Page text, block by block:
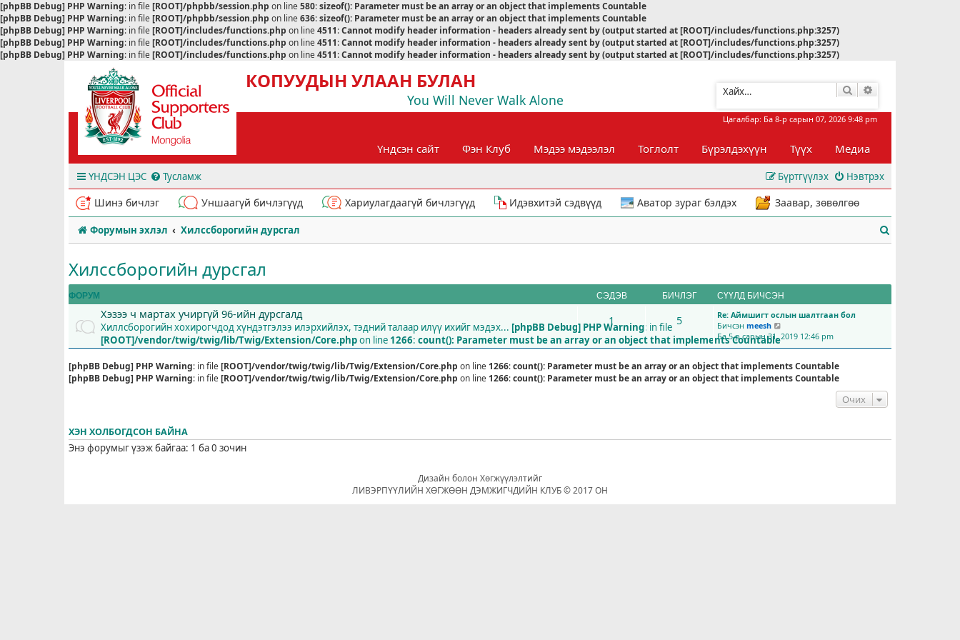
[phpBB Debug] PHP Warning: in file[ROOT]/phpbb/session.php on line580:sizeof(): Parameter must be an array or an object that implements Countable
[phpBB Debug] PHP Warning: in file[ROOT]/phpbb/session.php on line636:sizeof(): Parameter must be an array or an object that implements Countable
[phpBB Debug] PHP Warning: in file[ROOT]/includes/functions.php on line4511:Cannot modify header information - headers already sent by (output started at [ROOT]/includes/functions.php:3257)
[phpBB Debug] PHP Warning: in file[ROOT]/includes/functions.php on line4511:Cannot modify header information - headers already sent by (output started at [ROOT]/includes/functions.php:3257)
[phpBB Debug] PHP Warning: in file[ROOT]/includes/functions.php on line4511:Cannot modify header information - headers already sent by (output started at [ROOT]/includes/functions.php:3257)
КОПУУДЫН УЛААН БУЛАН
You Will Never Walk Alone
Хайлт
Цагалбар: Ба 8-р сарын 07, 2026 9:48 pm
Үндсэн сайт Фэн Клуб Мэдээ мэдээлэл Тоглолт Бүрэлдэхүүн Түүх Медиа
ҮНДСЭН ЦЭС Тусламж Нэвтрэх
Бүртгүүлэх
Шинэ бичлэг Уншаагүй бичлэгүүд Хариулагдаагүй бичлэгүүд Идэвхитэй сэдвүүд Аватор зураг бэлдэх Заавар, зөвөлгөө
Форумын эхлэл Хилссборогийн дурсгал
Хилссборогийн дурсгал
ФОРУМ СЭДЭВ БИЧЛЭГ СҮҮЛД БИЧСЭН
Хэзээ ч мартах учиргүй 96-ийн дурсгалд
Хиллсборогийн хохирогчдод хүндэтгэлээ илэрхийлэх, тэдний талаар илүү ихийг мэдэх... [phpBB Debug] PHP Warning: in file
[ROOT]/vendor/twig/twig/lib/Twig/Extension/Core.phpon line 1266: count(): Parameter must be an array or an object that implements Countable
1 5
Re: Аймшигт ослын шалтгаан бол
Бичсэн meesh
ү
ү
и
й
Ба 5-р сарын 31, 2019 12:46 pm
[phpBB Debug] PHP Warning: in file[ROOT]/vendor/twig/twig/lib/Twig/Extension/Core.php on line 1266:count(): Parameter must be an array or an object that implements Countable
[phpBB Debug] PHP Warning: in file[ROOT]/vendor/twig/twig/lib/Twig/Extension/Core.php on line 1266:count(): Parameter must be an array or an object that implements Countable
Очих
ХЭН ХОЛБОГДСОН БАЙНА
Энэ форумыг үзэж байгаа: 1 ба 0 зочин
Дизайн болон Хөгжүүлэлтийг
ЛИВЭРПҮҮЛИЙН ХӨГЖӨӨН ДЭМЖИГЧДИЙН КЛУБ © 2017 ОН